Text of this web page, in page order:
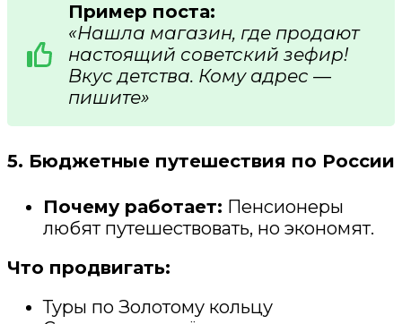
Пример поста:
«Нашла магазин, где продают
настоящий советский зефир!
Вкус детства. Кому адрес —
пишите»
5. Бюджетные путешествия по России
Почему работает: Пенсионеры
любят путешествовать, но экономят.
Что продвигать:
Туры по Золотому кольцу